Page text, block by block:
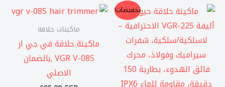
تخفيضات! السعر
الأصلي
هو:
1.500,00 EGP.
السعر
الحالي
هو: ماكينات حلاقة
ماكينة حلاقة في جي ار
VGR V-085 ,بالضمان
الاصلي